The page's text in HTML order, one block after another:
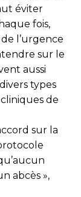
éviter
fois,
l’urgence
sur le
aussi
types
de
sur la
abcès »,